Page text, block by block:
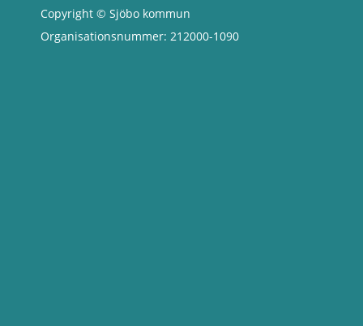
Copyright © Sjöbo kommun
Organisationsnummer: 212000-1090